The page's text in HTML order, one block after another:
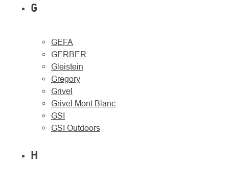
G
GEFA
GERBER
Gleistein
Gregory
Grivel
Grivel Mont Blanc
GSI
GSI Outdoors
H